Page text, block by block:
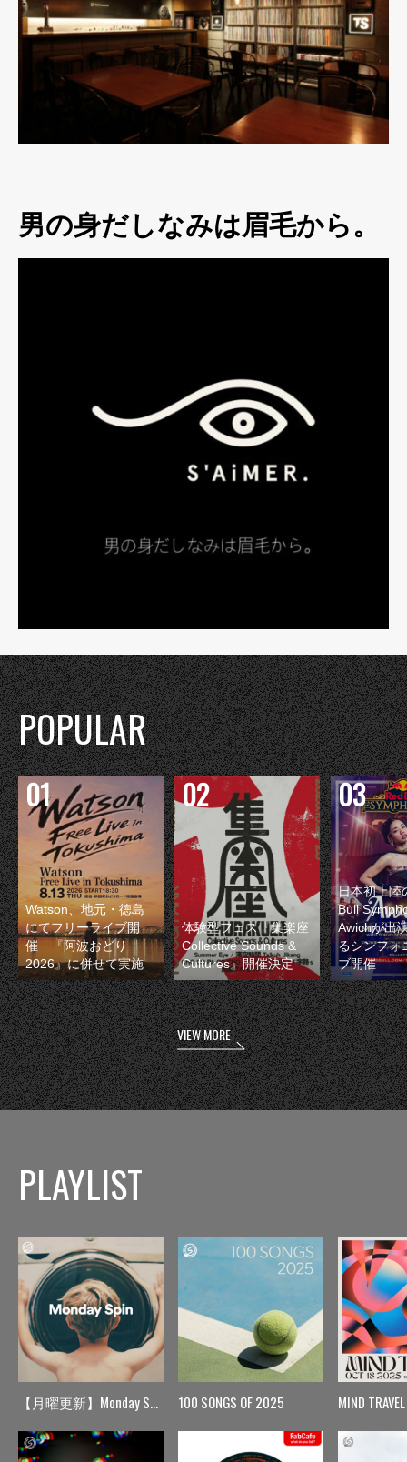
男の身だしなみは眉毛から。
POPULAR
Watson、地元・徳島
にてフリーライブ開
催 『阿波おどり
2026』に併せて実施
体験型フェス『集楽座
Collective Sounds &
Cultures』開催決定
日本初上陸
Bull
Awichが出
るシンフォ
ブ開催
VIEW MORE
PLAYLIST
【月曜更新】Monday Spin 100 SONGS OF 2025 MIND TRAVEL